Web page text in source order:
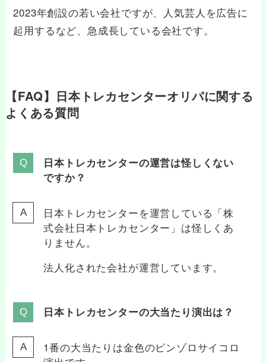
2023年創設の若い会社ですが、人気芸人を広告に
起用するなど、急成長している会社です。
【FAQ】日本トレカセンターオリパに関する
よくある質問
日本トレカセンターの運営は怪しくない
ですか？
日本トレカセンターを運営している「株
式会社日本トレカセンター」は怪しくあ
りません。
法人化された会社が運営しています。
日本トレカセンターの大当たり演出は？
1番の大当たりは金色のピンゾロサイコロ